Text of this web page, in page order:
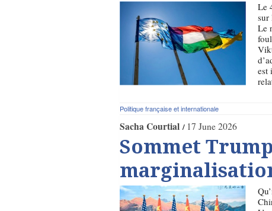
Le
sur
Le
est
Politique française et internationale
Sacha Courtial 17 June 2026
Sommet